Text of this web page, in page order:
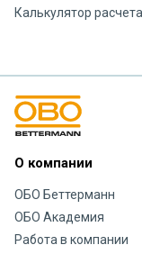
Калькулятор
О компании
ОБО Беттерманн
ОБО Академия
Работа в компании